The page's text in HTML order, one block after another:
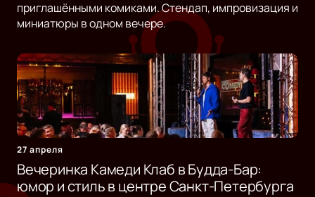
приглашёнными комиками. Стендап, импровизация и
миниатюры в одном вечере.
27 апреля
Вечеринка Камеди Клаб в Будда-Бар:
юмор и стиль в центре Санкт-Петербурга